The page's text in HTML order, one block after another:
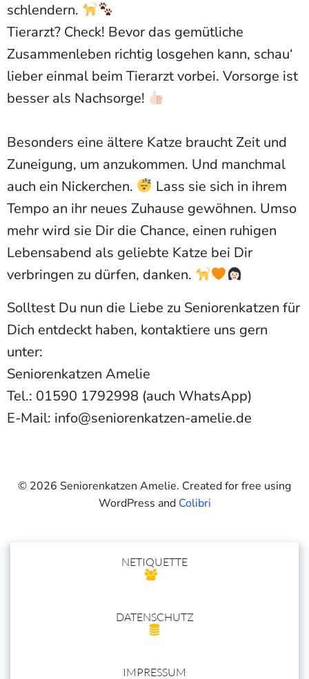
schlendern.
Tierarzt? Check! Bevor das gemütliche
Zusammenleben richtig losgehen kann, schau‘
lieber einmal beim Tierarzt vorbei. Vorsorge ist
besser als Nachsorge!
Besonders eine ältere Katze braucht Zeit und
Zuneigung, um anzukommen. Und manchmal
auch ein Nickerchen.
Lass sie sich in ihrem
Tempo an ihr neues Zuhause gewöhnen. Umso
mehr wird sie Dir die Chance, einen ruhigen
Lebensabend als geliebte Katze bei Dir
verbringen zu dürfen, danken.
Solltest Du nun die Liebe zu Seniorenkatzen für
Dich entdeckt haben, kontaktiere uns gern
unter:
Seniorenkatzen Amelie
Tel.: 01590 1792998 (auch WhatsApp)
E-Mail: info@seniorenkatzen-amelie.de
© 2026 Seniorenkatzen Amelie. Created for free using
WordPress and Colibri
NETIQUETTE
DATENSCHUTZ
IMPRESSUM